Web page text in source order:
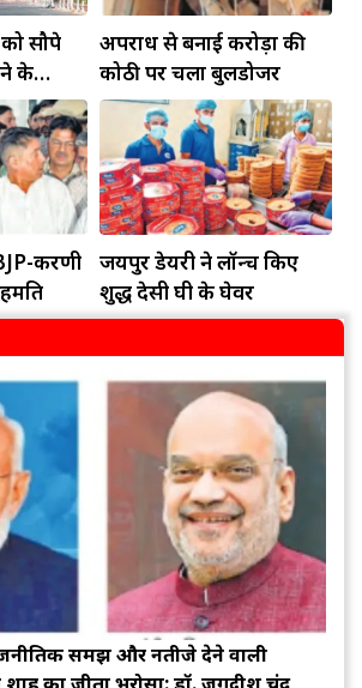
को सौपे
के
अपराध से बनाई करोड़ों की
कोठी पर चला बुलडोजर
करणी
जयपुर डेयरी ने लॉन्च किए
शुद्ध देसी घी के घेवर
समझ और नतीजे देने वाली